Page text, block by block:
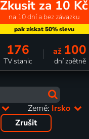
Zkusit za 10 Kč
na 10 dní a bez závazku
176
TV stanic
až 100
dní zpětně
Země: Irsko
Zrušit